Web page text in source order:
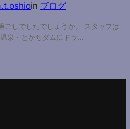
in ブログ
ごしでしたでしょうか。 スタッフは
泉・とかちダムにドラ…